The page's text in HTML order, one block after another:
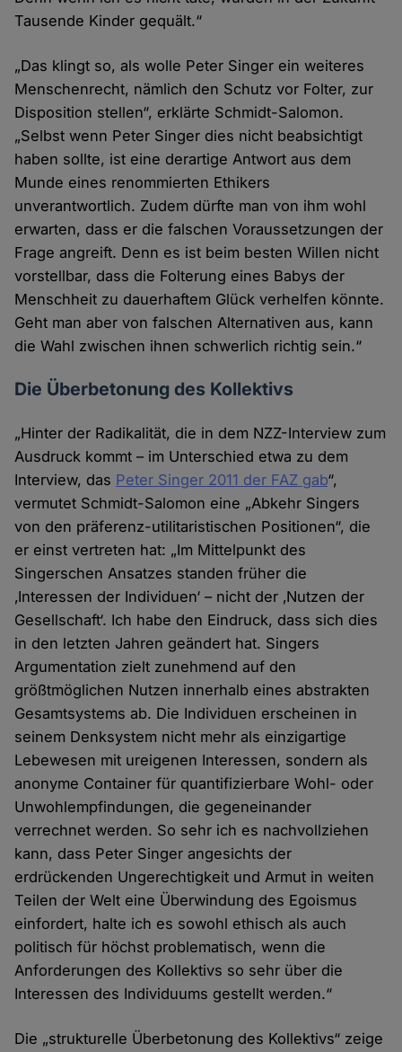
Tausende Kinder gequält.“
„Das klingt so, als wolle Peter Singer ein weiteres
Menschenrecht, nämlich den Schutz vor Folter, zur
Disposition stellen“, erklärte Schmidt-Salomon.
„Selbst wenn Peter Singer dies nicht beabsichtigt
haben sollte, ist eine derartige Antwort aus dem
Munde eines renommierten Ethikers
unverantwortlich. Zudem dürfte man von ihm wohl
erwarten, dass er die falschen Voraussetzungen der
Frage angreift. Denn es ist beim besten Willen nicht
vorstellbar, dass die Folterung eines Babys der
Menschheit zu dauerhaftem Glück verhelfen könnte.
Geht man aber von falschen Alternativen aus, kann
die Wahl zwischen ihnen schwerlich richtig sein.“
Die Überbetonung des Kollektivs
„Hinter der Radikalität, die in dem NZZ-Interview zum
Ausdruck kommt – im Unterschied etwa zu dem
Interview, das Peter Singer 2011 der FAZ gab“,
vermutet Schmidt-Salomon eine „Abkehr Singers
von den präferenz-utilitaristischen Positionen“, die
er einst vertreten hat: „Im Mittelpunkt des
Singerschen Ansatzes standen früher die
‚Interessen der Individuen‘ – nicht der ‚Nutzen der
Gesellschaft‘. Ich habe den Eindruck, dass sich dies
in den letzten Jahren geändert hat. Singers
Argumentation zielt zunehmend auf den
größtmöglichen Nutzen innerhalb eines abstrakten
Gesamtsystems ab. Die Individuen erscheinen in
seinem Denksystem nicht mehr als einzigartige
Lebewesen mit ureigenen Interessen, sondern als
anonyme Container für quantifizierbare Wohl- oder
Unwohlempfindungen, die gegeneinander
verrechnet werden. So sehr ich es nachvollziehen
kann, dass Peter Singer angesichts der
erdrückenden Ungerechtigkeit und Armut in weiten
Teilen der Welt eine Überwindung des Egoismus
einfordert, halte ich es sowohl ethisch als auch
politisch für höchst problematisch, wenn die
Anforderungen des Kollektivs so sehr über die
Interessen des Individuums gestellt werden.“
Die „strukturelle Überbetonung des Kollektivs“ zeige